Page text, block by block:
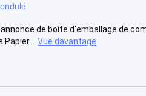
de boîte d'emballage de
Vue davantage